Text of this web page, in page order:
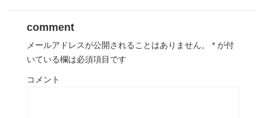
comment
メールアドレスが公開されることはありません。 * が付
いている欄は必須項目です
コメント